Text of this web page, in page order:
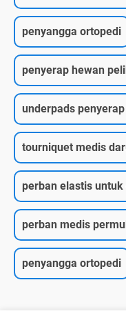
penyangga ortopedi
penyerap hewan
underpads
tourniquet medis
perban elastis untuk
perban medis
penyangga ortopedi